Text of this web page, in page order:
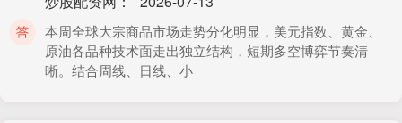
本周全球大宗商品市场走势分化明显，美元指数、黄金、
原油各品种技术面走出独立结构，短期多空博弈节奏清
晰。结合周线、日线、小